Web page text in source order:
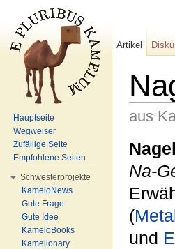
aus
Nagel
Na-
(
und
Artikel
Hauptseite
Wegweiser
Zufällige Seite
Empfohlene Seiten
Schwesterprojekte
KameloNews
Gute Frage
Gute Idee
KameloBooks
Kamelionary